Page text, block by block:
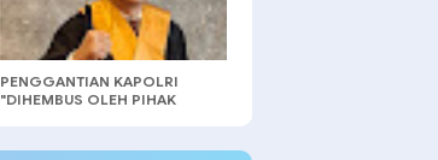
PENGGANTIAN KAPOLRI
"DIHEMBUS OLEH PIHAK